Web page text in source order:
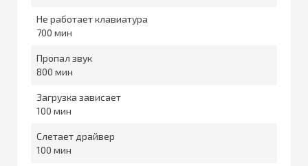
Не работает клавиатура
700
Пропал звук
800
Загрузка зависает
100
Слетает драйвер
100